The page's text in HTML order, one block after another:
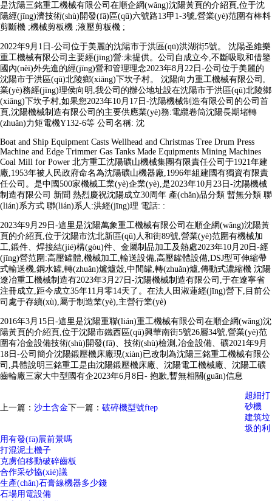
是沈陽三銘重工機械有限公司在順企網(wǎng)沈陽黃頁的介紹頁,位于沈
陽經(jīng)濟技術(shù)開發(fā)區(qū)六號路13甲1-3號,營業(yè)范圍有棒料
剪斷機 ;機械剪板機 ;液壓剪板機 ;
2022年9月1日-公司位于美麗的沈陽市于洪區(qū)洪湖街5號。 沈陽圣維樂
重工機械有限公司主要經(jīng)營:未提供。公司自成立今,不斷吸取和借鑒
國內(nèi)外先進的經(jīng)營和管理理念2023年8月22日-公司位于美麗的
沈陽市于洪區(qū)北陵鄉(xiāng)下坎子村。 沈陽向力重工機械有限公司,
業(yè)務經(jīng)理侯向明,我公司的辦公地址設在沈陽市于洪區(qū)北陵鄉
(xiāng)下坎子村,如果您2023年10月17日-沈陽機械制造有限公司的公司首
頁,沈陽機械制造有限公司的主要供應業(yè)務:電纜卷筒沈陽長期堵轉
(zhuǎn)力矩電機Y132-6等 公司名稱: 沈
Boat and Ship Equipment Casts Wellhead and Christmas Tree Drum Press
Machine and Edge Trimmer Gas Tanks Made Equipments Mining Machines
Coal Mill for Power 北方重工沈陽礦山機械集團有限責任公司于1921年建
廠,1953年被人民政府命名為沈陽礦山機器廠,1996年組建國有獨資有限責
任公司。是中國500家機械工業(yè)企業(yè),是2023年10月23日-沈陽機械
制造有限公司 新聞 熱烈慶祝沈陽成立30周年 產(chǎn)品分類 暫無分類 聯
(lián)系方式 聯(lián)系人:洪經(jīng)理 電話: :
2023年9月29日-這里是沈陽萬象重工機械有限公司在順企網(wǎng)沈陽黃
頁的介紹頁,位于沈陽市沈北新區(qū)人和街89號,營業(yè)范圍有機械加
工,鍛件、焊接結(jié)構(gòu)件、金屬制品加工及熱處2023年10月20日-經
(jīng)營范圍:高壓罐體,機械加工,輸送設備,高壓罐體設備,DSJ型可伸縮帶
式輸送機,鋼水罐,轉(zhuǎn)爐爐殼,中間罐,轉(zhuǎn)爐,傳動式濃縮機 沈陽
遼冶重工機械制造有2023年3月27日-沈陽機械制造有限公司,于在遼寧省
注冊成立,距今成立35年11月零14天了。在法人田淑蓮經(jīng)營下,目前公
司處于存續(xù),屬于制造業(yè),主營行業(yè)
2016年3月15日-這里是沈陽重聯(lián)重工機械有限公司在順企網(wǎng)沈
陽黃頁的介紹頁,位于沈陽市鐵西區(qū)興華南街5號26層34號,營業(yè)范
圍有冶金設備技術(shù)開發(fā)、技術(shù)檢測,冶金設備、礦2021年9月
18日-公司簡介沈陽鍛壓機床廠現(xiàn)已改制為沈陽三銘重工機械有限公
司,具體說明三銘重工是由沈陽鍛壓機床廠、沈陽電工機械廠、沈陽工礦
齒輪廠三家大中型國有企2023年6月8日- 抱歉,暫無相關(guān)信息
上一篇： 沙土含金下一篇： 破碎機型號ftep
超細打
砂機
建筑垃
圾的利
用有發(fā)展前景嗎
打混泥土機子
克虜伯移動破碎齒板
合作采砂協(xié)議
生產(chǎn)石膏線機器多少錢
石場用電設備